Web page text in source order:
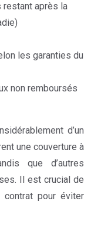
restant après la
les garanties du
non remboursés
d’un
une couverture à
que d’autres
Il est crucial de
pour éviter